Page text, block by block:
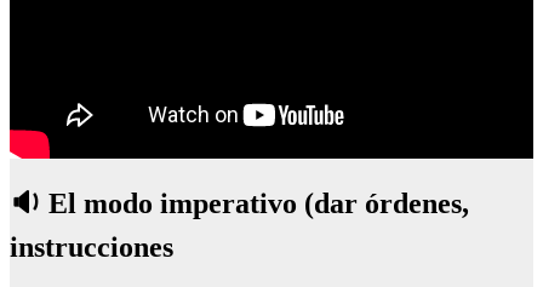
🔉 El modo imperativo (dar órdenes,
instrucciones